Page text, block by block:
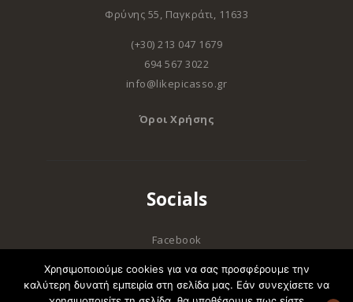
Φρύνης 55, Παγκράτι, 11633
(+30) 213 047 1679
694 567 3022
info@likepicasso.gr
Όροι Χρήσης
Socials
Facebook
Χρησιμοποιούμε cookies για να σας προσφέρουμε την
καλύτερη δυνατή εμπειρία στη σελίδα μας. Εάν συνεχίσετε να